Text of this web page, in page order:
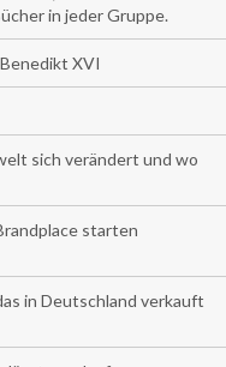
in jeder Gruppe.
XVI
sich verändert und wo
starten
in Deutschland verkauft